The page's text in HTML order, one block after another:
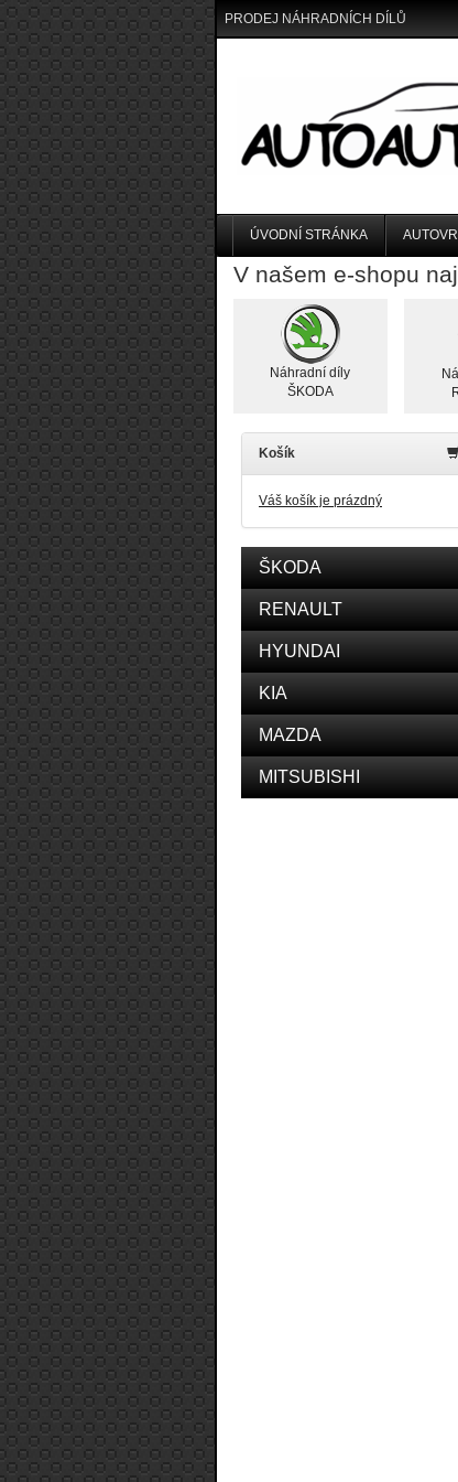
PRODEJ NÁHRADNÍCH DÍLŮ
ÚVODNÍ STRÁNKA
V našem e-shopu
Náhradní díly
ŠKODA
Košík
Váš košík je prázdný
ŠKODA
RENAULT
HYUNDAI
KIA
MAZDA
MITSUBISHI